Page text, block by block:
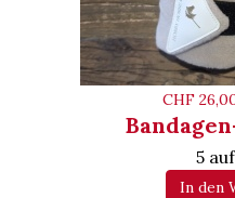
CHF
5
In den